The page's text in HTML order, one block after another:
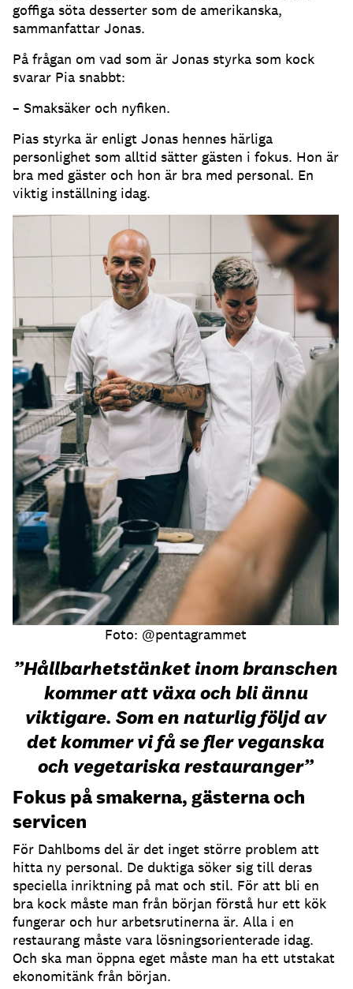
goffiga söta desserter som de amerikanska,
sammanfattar Jonas.
På frågan om vad som är Jonas styrka som kock
svarar Pia snabbt:
– Smaksäker och nyfiken.
Pias styrka är enligt Jonas hennes härliga
personlighet som alltid sätter gästen i fokus. Hon är
bra med gäster och hon är bra med personal. En
viktig inställning idag.
Foto: @pentagrammet
”Hållbarhetstänket inom branschen
kommer att växa och bli ännu
viktigare. Som en naturlig följd av
det kommer vi få se fler veganska
och vegetariska restauranger”
Fokus på smakerna, gästerna och
servicen
För Dahlboms del är det inget större problem att
hitta ny personal. De duktiga söker sig till deras
speciella inriktning på mat och stil. För att bli en
bra kock måste man från början förstå hur ett kök
fungerar och hur arbetsrutinerna är. Alla i en
restaurang måste vara lösningsorienterade idag.
Och ska man öppna eget måste man ha ett utstakat
ekonomitänk från början.